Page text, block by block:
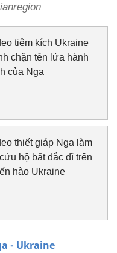
- Ukraine
tiêm kích Ukraine
chặn tên lửa hành
của Nga
thiết giáp Nga làm
hộ bất đắc dĩ trên
hào Ukraine